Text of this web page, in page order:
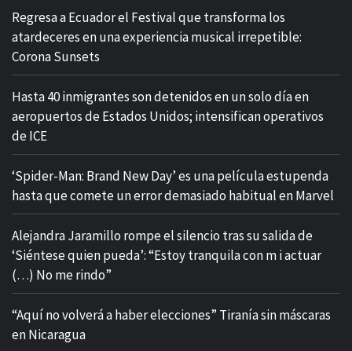
Regresa a Ecuador el Festival que transforma los
atardeceres en una experiencia musical irrepetible:
Corona Sunsets
Hasta 40 inmigrantes son detenidos en un solo día en
aeropuertos de Estados Unidos; intensifican operativos
de ICE
‘Spider-Man: Brand New Day’ es una película estupenda
hasta que comete un error demasiado habitual en Marvel
​Alejandra Jaramillo rompe el silencio tras su salida de
‘Siéntese quien pueda’: “Estoy tranquila con m i actuar
(…) No me rindo”
“Aquí no volverá a haber elecciones” Tiranía sin máscaras
en Nicaragua